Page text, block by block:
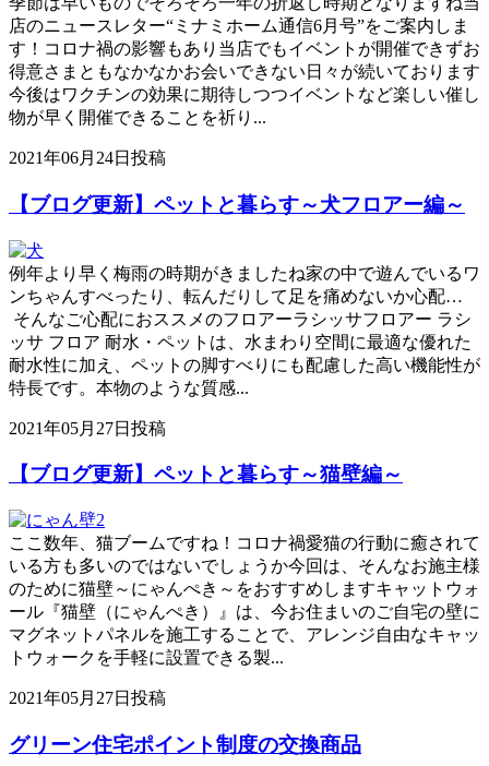
店のニュースレター“ミナミホーム通信6月号”をご案内しま
す！コロナ禍の影響もあり当店でもイベントが開催できずお
得意さまともなかなかお会いできない日々が続いております
今後はワクチンの効果に期待しつつイベントなど楽しい催し
物が早く開催できることを祈り...
2021年06月24日投稿
【ブログ更新】ペットと暮らす～犬フロアー編～
例年より早く梅雨の時期がきましたね家の中で遊んでいるワ
ンちゃんすべったり、転んだりして足を痛めないか心配…
そんなご心配におススメのフロアーラシッサフロアー ラシ
ッサ フロア 耐水・ペットは、水まわり空間に最適な優れた
耐水性に加え、ペットの脚すべりにも配慮した高い機能性が
特長です。本物のような質感...
2021年05月27日投稿
【ブログ更新】ペットと暮らす～猫壁編～
ここ数年、猫ブームですね！コロナ禍愛猫の行動に癒されて
いる方も多いのではないでしょうか今回は、そんなお施主様
のために猫壁～にゃんぺき～をおすすめしますキャットウォ
ール『猫壁（にゃんぺき）』は、今お住まいのご自宅の壁に
マグネットパネルを施工することで、アレンジ自由なキャッ
トウォークを手軽に設置できる製...
2021年05月27日投稿
グリーン住宅ポイント制度の交換商品